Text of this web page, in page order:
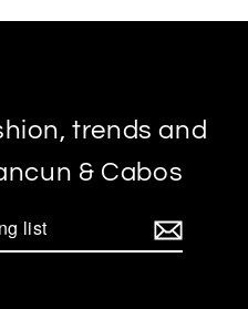
trends and
& Cabos